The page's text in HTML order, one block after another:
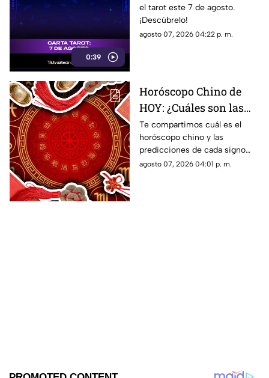
0:39
tarot?
el tarot este 7 de agosto.
¡Descúbrelo!
agosto 07, 2026 04:22 p. m.
Horóscopo Chino de
HOY: ¿Cuáles son las
predicciones de este 7
de agosto de 2026 para
cada signo del zodiaco?
Te compartimos cuál es el
horóscopo chino y las
predicciones de cada signo
para el día de hoy, viernes 7 de
agosto 07, 2026 04:01 p. m.